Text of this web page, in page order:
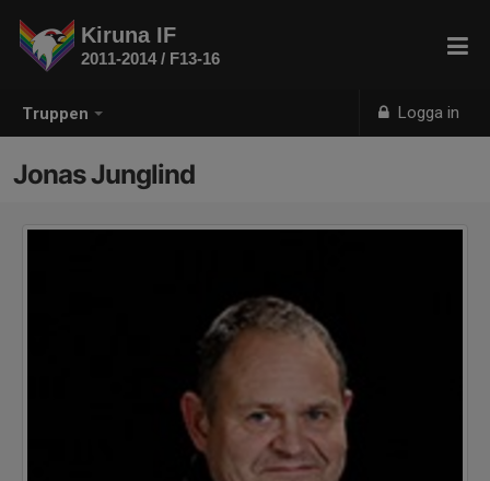
Truppen Logga in
Kiruna IF
2011-2014 / F13-16
Jonas Junglind